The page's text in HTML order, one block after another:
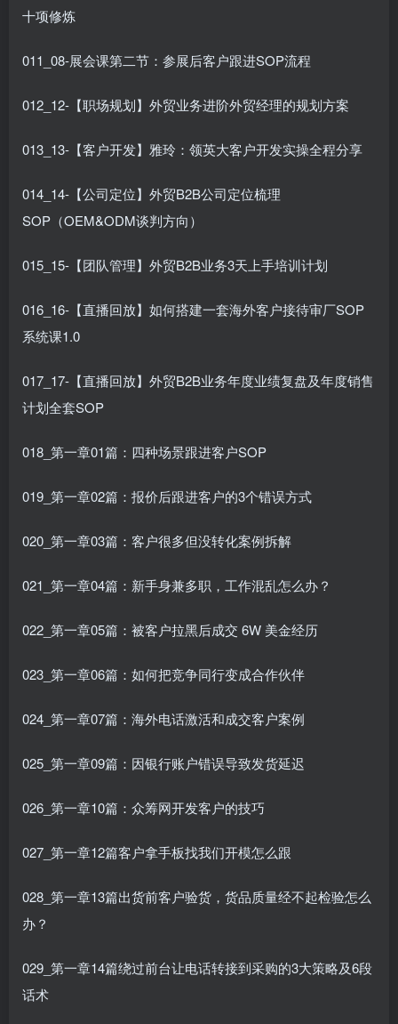
十项修炼
011_08-展会课第二节：参展后客户跟进SOP流程
012_12-【职场规划】外贸业务进阶外贸经理的规划方案
013_13-【客户开发】雅玲：领英大客户开发实操全程分享
014_14-【公司定位】外贸B2B公司定位梳理
SOP（OEM&ODM谈判方向）
015_15-【团队管理】外贸B2B业务3天上手培训计划
016_16-【直播回放】如何搭建一套海外客户接待审厂SOP
系统课1.0
017_17-【直播回放】外贸B2B业务年度业绩复盘及年度销售
计划全套SOP
018_第一章01篇：四种场景跟进客户SOP
019_第一章02篇：报价后跟进客户的3个错误方式
020_第一章03篇：客户很多但没转化案例拆解
021_第一章04篇：新手身兼多职，工作混乱怎么办？
022_第一章05篇：被客户拉黑后成交 6W 美金经历
023_第一章06篇：如何把竞争同行变成合作伙伴
024_第一章07篇：海外电话激活和成交客户案例
025_第一章09篇：因银行账户错误导致发货延迟
026_第一章10篇：众筹网开发客户的技巧
027_第一章12篇客户拿手板找我们开模怎么跟
028_第一章13篇出货前客户验货，货品质量经不起检验怎么
办？
029_第一章14篇绕过前台让电话转接到采购的3大策略及6段
话术